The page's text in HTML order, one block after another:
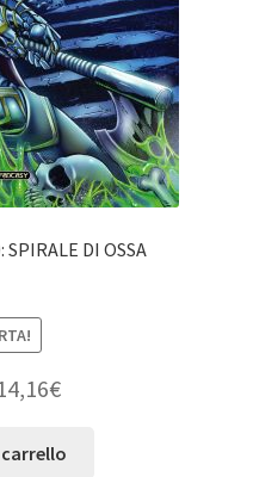
SPIRALE DI OSSA
€